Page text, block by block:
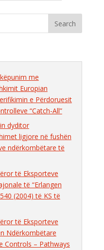
me
Europian
e Përdoruesit
“Catch-All”
dyditor
ligjore në fushën
ndërkombëtare të
të Eksporteve
të “Erlangen
(2004) të KS të
të Eksporteve
Ndërkombëtare
Controls – Pathways